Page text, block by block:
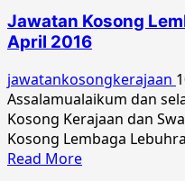
Kosong
Lembaga
Malaysia
September
2016
Jawatan Kosong
April 2016
jawatankosongkerajaan
Assalamualaikum dan
Kosong Kerajaan dan
Kosong Lembaga
Read MoreRead